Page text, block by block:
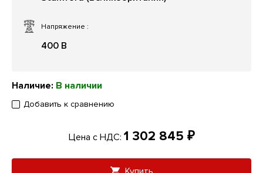
Напряжение :
400 В
Наличие: В наличии
Добавить к сравнению
Цена с НДС: 1 302 845 ₽